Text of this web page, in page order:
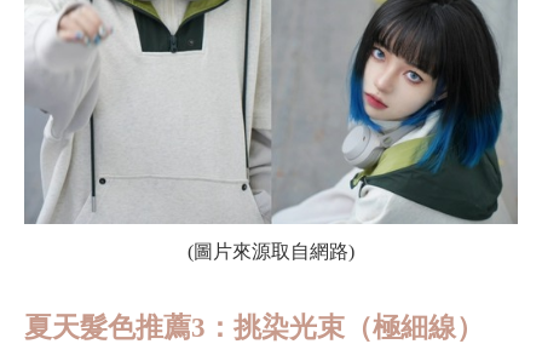
(圖片來源取自網路)
夏天髮色推薦3：挑染光束（極細線）